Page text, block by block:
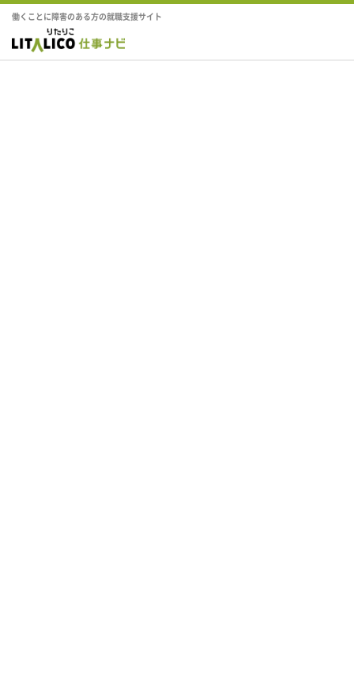
働くことに障害のある方の就職支援サイト